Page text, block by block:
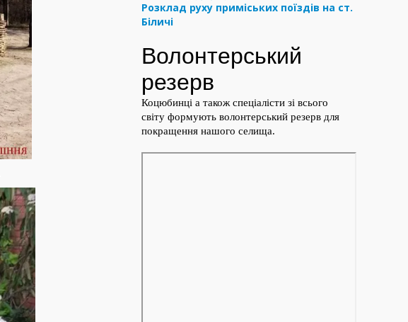
Розклад руху приміських поїздів на ст.
Біличі